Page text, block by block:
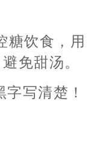
糖饮食，用
免甜汤。
写清楚！